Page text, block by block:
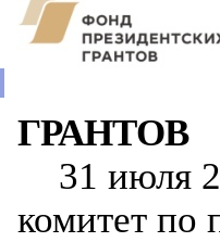
ГРАНТОВ
31 июля
комитет по